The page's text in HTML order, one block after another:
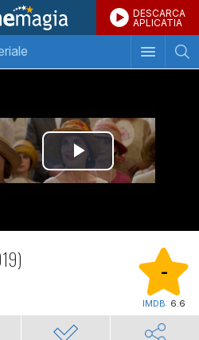
DESCARCA
APLICATIA
-
IMDB: 6.6